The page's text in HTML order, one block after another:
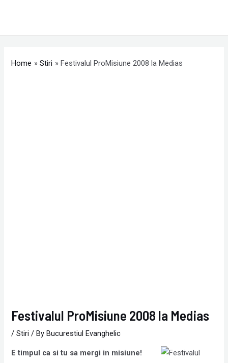
Home Stiri Festivalul ProMisiune 2008 la Medias
Festivalul ProMisiune 2008 la Medias
/Stiri / ByBucurestiul Evanghelic
E timpul ca si tu sa mergi in misiune!